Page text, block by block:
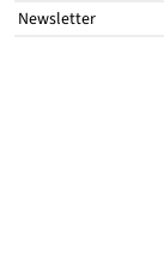
Newsletter